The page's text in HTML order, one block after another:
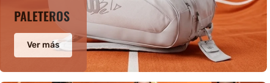
PALETEROS
Ver más